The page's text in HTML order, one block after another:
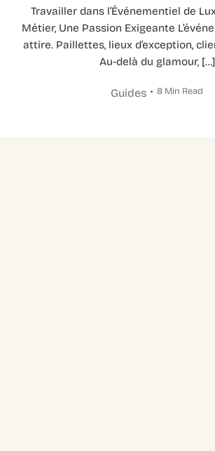
Travailler dans l’Événementiel de
Métier, Une Passion Exigeante
attire. Paillettes, lieux d’exception,
Au-delà du glamour, […]
Guides 8 Min Read